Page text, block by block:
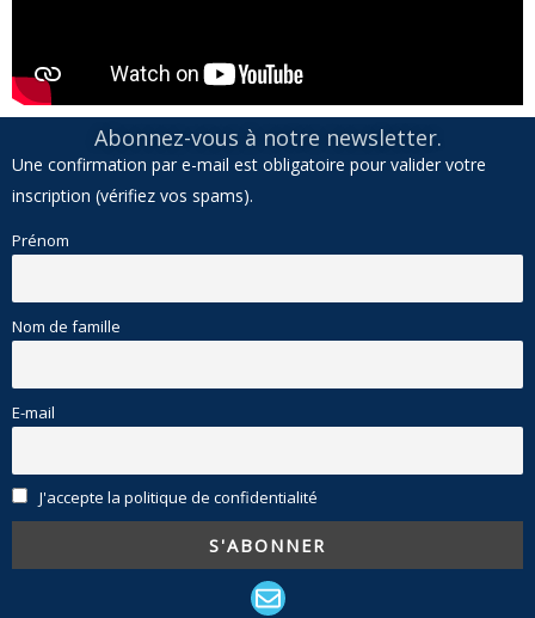
Abonnez-vous à notre newsletter.
Une confirmation par e-mail est obligatoire pour valider votre
inscription (vérifiez vos spams).
Prénom
Nom de famille
E-mail
J'accepte la politique de confidentialité